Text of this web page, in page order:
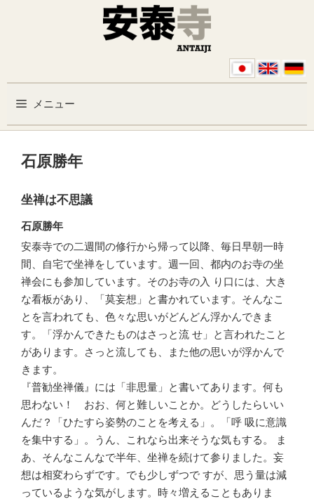
コンテンツへスキップ
メニュー
石原勝年
坐禅は不思議
石原勝年
安泰寺での二週間の修行から帰って以降、毎日早朝一時
間、自宅で坐禅をしています。週一回、都内のお寺の坐
禅会にも参加しています。そのお寺の入 り口には、大き
な看板があり、「莫妄想」と書かれています。そんなこ
とを言われても、色々な思いがどんどん浮かんできま
す。「浮かんできたものはさっと流 せ」と言われたこと
があります。さっと流しても、また他の思いが浮かんで
きます。
『普勧坐禅儀』には「非思量」と書いてあります。何も
思わない！ おお、何と難しいことか。どうしたらいい
んだ？「ひたすら姿勢のことを考える」。「呼 吸に意識
を集中する」。うん、これなら出来そうな気もする。 ま
あ、そんなこんなで半年、坐禅を続けて参りました。妄
想は相変わらずです。でも少しずつで すが、思う量は減
っているような気がします。時々増えることもありま